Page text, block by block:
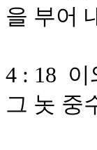
을 부어
4 : 18 이
그 놋 중